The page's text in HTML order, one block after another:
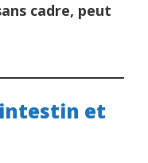
cadre, peut
et